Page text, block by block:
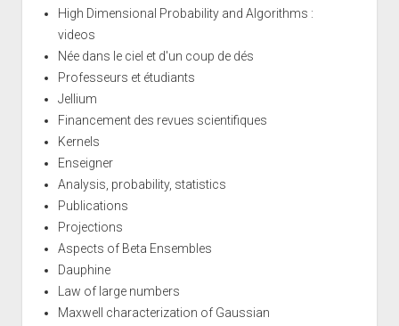
High Dimensional Probability and Algorithms :
videos
Née dans le ciel et d'un coup de dés
Professeurs et étudiants
Jellium
Financement des revues scientifiques
Kernels
Enseigner
Analysis, probability, statistics
Publications
Projections
Aspects of Beta Ensembles
Dauphine
Law of large numbers
Maxwell characterization of Gaussian